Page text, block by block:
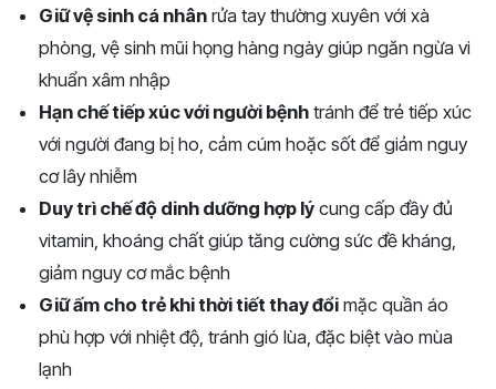
Giữ vệ sinh cá nhân rửa tay thường xuyên với xà
phòng, vệ sinh mũi họng hàng ngày giúp ngăn ngừa vi
khuẩn xâm nhập
Hạn chế tiếp xúc với người bệnh tránh để trẻ tiếp xúc
với người đang bị ho, cảm cúm hoặc sốt để giảm nguy
cơ lây nhiễm
Duy trì chế độ dinh dưỡng hợp lý cung cấp đầy đủ
vitamin, khoáng chất giúp tăng cường sức đề kháng,
giảm nguy cơ mắc bệnh
Giữ ấm cho trẻ khi thời tiết thay đổi mặc quần áo
phù hợp với nhiệt độ, tránh gió lùa, đặc biệt vào mùa
lạnh